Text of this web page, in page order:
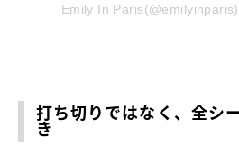
Emily In
打ち切りではなく、全シ
き